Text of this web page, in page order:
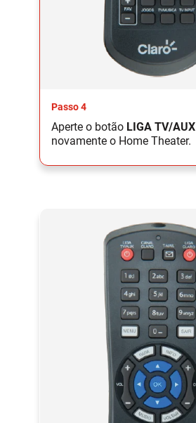
Passo 4
Aperte o botão LIGA TV/AUX
novamente o Home Theater.